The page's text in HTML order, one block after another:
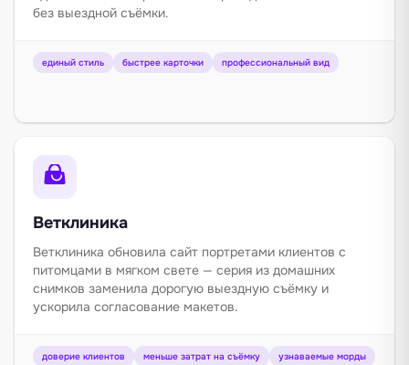
без выездной съёмки.
единый стиль быстрее карточки профессиональный вид
Ветклиника
Ветклиника обновила сайт портретами клиентов с
питомцами в мягком свете — серия из домашних
снимков заменила дорогую выездную съёмку и
ускорила согласование макетов.
доверие клиентов меньше затрат на съёмку узнаваемые морды